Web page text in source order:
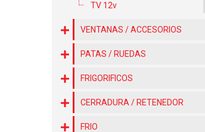
TV 12v
VENTANAS / ACCESORIOS
PATAS / RUEDAS
FRIGORIFICOS
CERRADURA / RETENEDOR
FRIO